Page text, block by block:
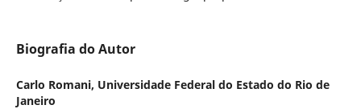
Biografia do Autor
Carlo Romani, Universidade Federal do Estado do Rio de
Janeiro